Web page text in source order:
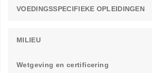
VOEDINGSSPECIFIEKE OPLEIDINGEN
MILIEU
Wetgeving en certificering